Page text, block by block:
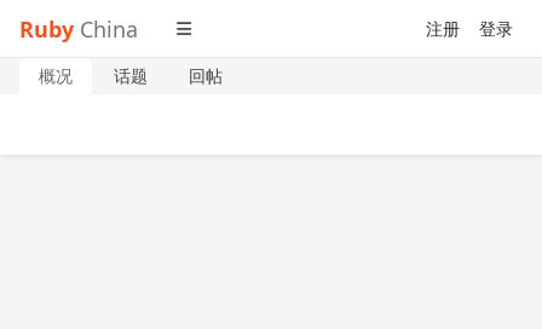
Ruby China 注册 登录
概况 话题 回帖